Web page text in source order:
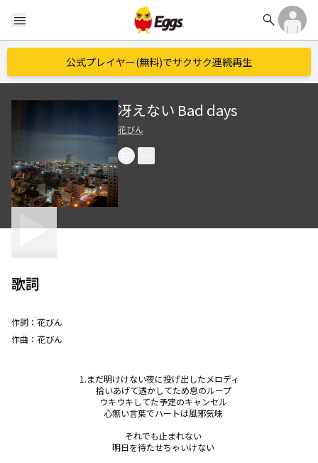
menu search
公式プレイヤー(無料)でサクサク連続再生
冴えない Bad days
花びん
歌詞
作詞： 花びん
作曲： 花びん
1.まだ明けけない夜に投げ出したメロディ
拾いあげて透かしてため息のループ
ウキウキしてた予定のキャンセル
心無い言葉でハートは風邪気味
それでも止まれない
明日を待たせちゃいけない